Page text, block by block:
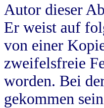
Autor dieser
Er weist auf
von einer
zweifelsfreie
worden. Bei
gekommen